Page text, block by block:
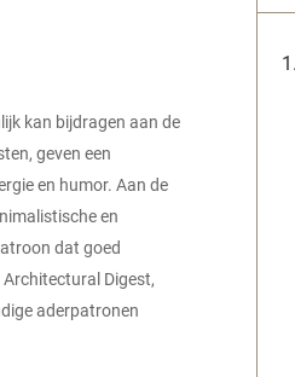
kan bijdragen aan de
geven een
en humor. Aan de
en
dat goed
Digest,
aderpatronen